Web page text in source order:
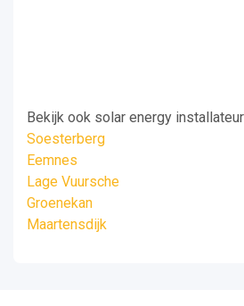
Bekijk ook solar energy
Soesterberg
Eemnes
Lage Vuursche
Groenekan
Maartensdijk